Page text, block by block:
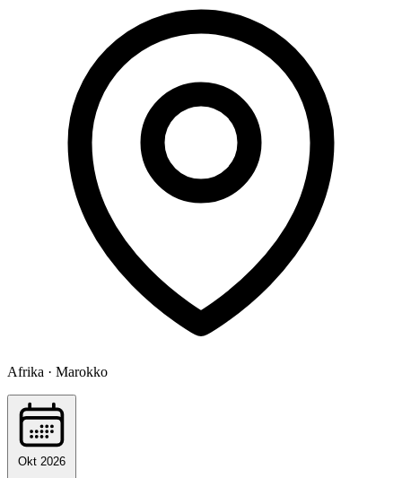
Afrika · Marokko
Okt 2026